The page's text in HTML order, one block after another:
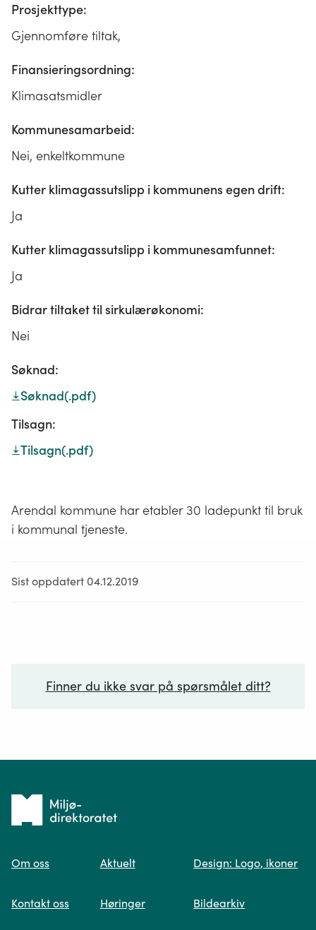
Prosjekttype:
Gjennomføre tiltak,
Finansieringsordning:
Klimasatsmidler
Kommunesamarbeid:
Nei, enkeltkommune
Kutter klimagassutslipp i kommunens egen drift:
Ja
Kutter klimagassutslipp i kommunesamfunnet:
Ja
Bidrar tiltaket til sirkulærøkonomi:
Nei
Søknad:
Søknad(.pdf)
Tilsagn:
Tilsagn(.pdf)
Arendal kommune har etabler 30 ladepunkt til bruk
i kommunal tjeneste.
Sist oppdatert 04.12.2019
Finner du ikke svar på spørsmålet ditt?
Spør oss
Tilbake
forsiden
Om oss
Kontakt oss
Aktuelt
Høringer
Design: Logo, ikoner
Bildearkiv